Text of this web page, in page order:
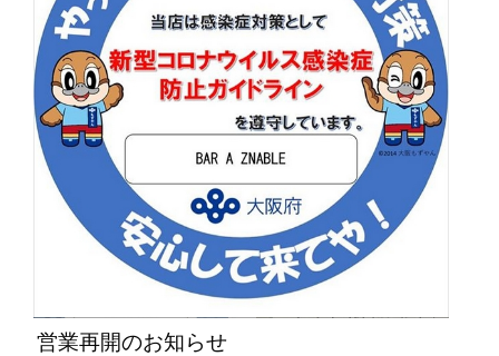
営業再開のお知らせ